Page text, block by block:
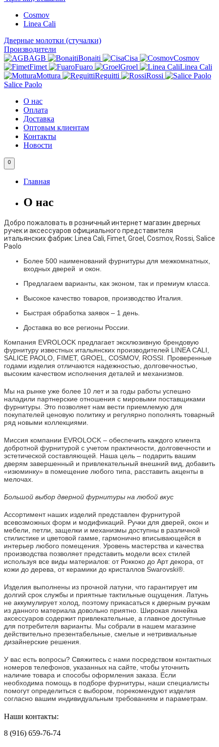
Cosmov
Linea Cali
Дверные молотки (стучалки)
Производители
AGB
Bonaiti Cisa
Cosmov
Fimet
Fuaro Groel
Linea Cali
Mottura
Reguitti
Rossi
Salice Paolo
О нас
Оплата
Доставка
Оптовым клиентам
Контакты
Новости
0
Главная
О нас
Добро пожаловать в розничный интернет магазин дверных
ручек и аксессуаров официального представителя
итальянских фабрик: Linea Cali, Fimet, Groel, Cosmov, Rossi, Salice
Paolo
Более 500 наименований фурнитуры для межкомнатных,
входных дверей и окон.
Предлагаем варианты, как эконом, так и премиум класса.
Высокое качество товаров, производство Италия.
Быстрая обработка заявок – 1 день.
Доставка во все регионы России.
Компания EVROLOCK предлагает эксклюзивную брендовую
фурнитуру известных итальянских производителей LINEA CALI,
SALICE PAOLO, FIMET, GROEL, COSMOV, ROSSI. Проверенные
годами изделия отличаются надежностью, долговечностью,
высоким качеством исполнения деталей и механизмов.
Мы на рынке уже более 10 лет и за годы работы успешно
наладили партнерские отношения с мировыми поставщиками
фурнитуры. Это позволяет нам вести приемлемую для
покупателей ценовую политику и регулярно пополнять товарный
ряд новыми коллекциями.
Миссия компании EVROLOCK – обеспечить каждого клиента
добротной фурнитурой с учетом практичности, долговечности и
эстетической составляющей. Наша цель – подарить вашим
дверям завершенный и привлекательный внешний вид, добавить
«изюминку» в помещение любого типа, расставить акценты в
мелочах.
Большой выбор дверной фурнитуры на любой вкус
Ассортимент наших изделий представлен фурнитурой
всевозможных форм и модификаций. Ручки для дверей, окон и
мебели, петли, защелки и механизмы доступны в различной
стилистике и цветовой гамме, гармонично вписывающейся в
интерьер любого помещения. Уровень мастерства и качества
производства позволяет представить модели всех стилей
используя все виды материалов: от Роккоко до Арт декора, от
кожи до дерева, от керамики до кристаллов Swarovski®.
Изделия выполнены из прочной латуни, что гарантирует им
долгий срок службы и приятные тактильные ощущения. Латунь
не аккумулирует холод, поэтому прикасаться к дверным ручкам
из данного материала довольно приятно. Широкая линейка
аксессуаров содержит привлекательные, а главное доступные
для потребителя варианты. Мы собрали в нашем магазине
действительно презентабельные, смелые и нетривиальные
дизайнерские решения.
У вас есть вопросы? Свяжитесь с нами посредством контактных
номеров телефонов, указанных на сайте, чтобы уточнить
наличие товара и способы оформления заказа. Если
необходима помощь в подборе фурнитуры, наши специалисты
помогут определиться с выбором, порекомендуют изделия
согласно вашим индивидуальным требованиям и параметрам.
Наши контакты:
8 (916) 659-76-74